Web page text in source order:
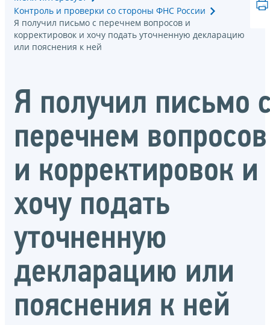
Контроль и проверки со стороны ФНС России
Я получил письмо с перечнем вопросов и
корректировок и хочу подать уточненную декларацию
или пояснения к ней
Я получил письмо
перечнем вопросов
и корректировок и
хочу подать
уточненную
декларацию или
пояснения к ней